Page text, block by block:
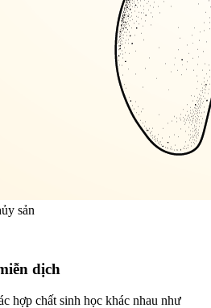
sản
dịch
hợp chất sinh học khác nhau như